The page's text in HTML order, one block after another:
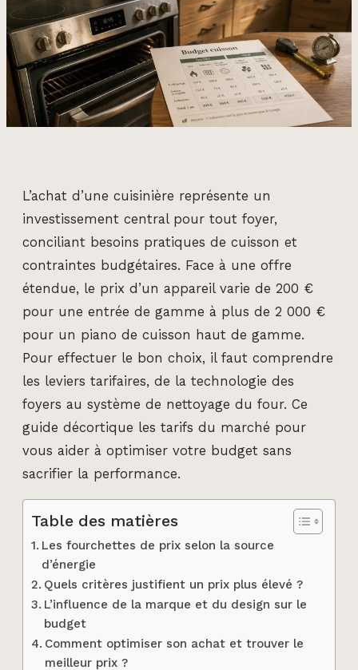
L’achat d’une cuisinière représente un
investissement central pour tout foyer,
conciliant besoins pratiques de cuisson et
contraintes budgétaires. Face à une offre
étendue, le prix d’un appareil varie de 200 €
pour une entrée de gamme à plus de 2 000 €
pour un piano de cuisson haut de gamme.
Pour effectuer le bon choix, il faut comprendre
les leviers tarifaires, de la technologie des
foyers au système de nettoyage du four. Ce
guide décortique les tarifs du marché pour
vous aider à optimiser votre budget sans
sacrifier la performance.
Table des matières
Les fourchettes de prix selon la source
d’énergie
Quels critères justifient un prix plus élevé ?
L’influence de la marque et du design sur le
budget
Comment optimiser son achat et trouver le
meilleur prix ?